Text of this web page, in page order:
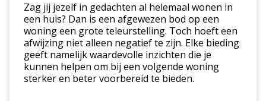
biedingen?
Zag jij jezelf in gedachten al helemaal wonen in
een huis? Dan is een afgewezen bod op een
woning een grote teleurstelling. Toch hoeft een
afwijzing niet alleen negatief te zijn. Elke bieding
geeft namelijk waardevolle inzichten die je
kunnen helpen om bij een volgende woning
sterker en beter voorbereid te bieden.